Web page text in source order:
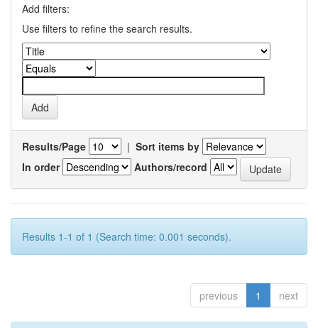
Add filters:
Use filters to refine the search results.
Results/Page | Sort items by
In order
Authors/record
Results 1-1 of 1 (Search time: 0.001 seconds).
previous 1 next